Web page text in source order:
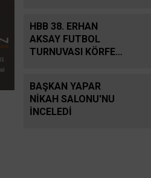
HBB 38. ERHAN
AKSAY FUTBOL
TURNUVASI KÖRFEZ
BAŞKAN YAPAR
NİKAH SALONU'NU
İNCELEDİ